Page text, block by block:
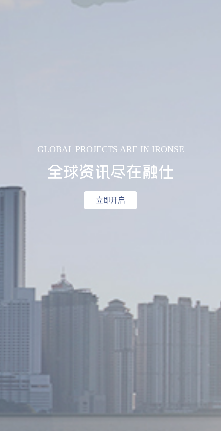
GLOBAL PROJECTS ARE IN IRONSE
全球资讯尽在融仕
立即开启